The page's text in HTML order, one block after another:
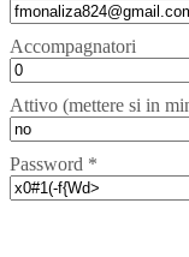
Accompagnatori
Attivo (mettere si in
Password *